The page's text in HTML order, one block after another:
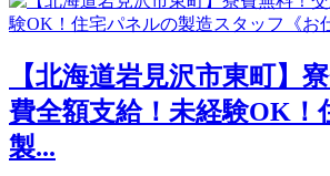
【北海道岩見沢市東町】
費全額支給！未経験OK！
製...